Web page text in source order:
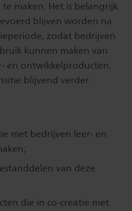
maken. Het is belangrijk
blijven worden na
zodat bedrijven
kunnen maken van
en ontwikkelproducten.
blijvend verder.
met bedrijven leer- en
van deze
die in co-creatie met